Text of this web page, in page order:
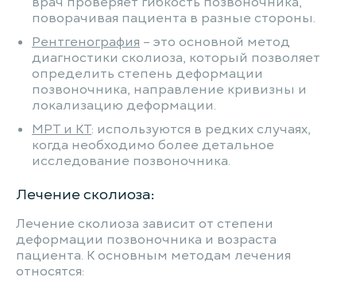
поворачивая пациента в разные стороны.
Рентгенография – это основной метод
диагностики сколиоза, который позволяет
определить степень деформации
позвоночника, направление кривизны и
локализацию деформации.
МРТ и КТ: используются в редких случаях,
когда необходимо более детальное
исследование позвоночника.
Лечение сколиоза:
Лечение сколиоза зависит от степени
деформации позвоночника и возраста
пациента. К основным методам лечения
относятся: